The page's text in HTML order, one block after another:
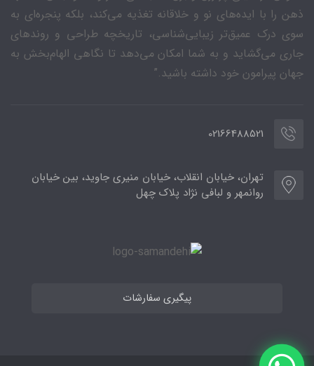
ذهن را با ایده‌های نو و خلاقانه تغذیه می‌کند، بلکه پنجره‌ای به
سوی درک عمیق‌تر زیبایی‌شناسی، تاریخچه طراحی و روندهای
جاری می‌گشاید و به شما امکان می‌دهد تا نگاهی الهام‌بخش به
جهان پیرامون خود داشته باشید.”
02166488521
تهران، خیابان انقلاب، خیابان منیری جاوید، بین خیابان
روانمهر و لبافی نژاد پلاک چهل
پیگیری سفارشات